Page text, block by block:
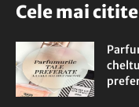
Cele mai citite